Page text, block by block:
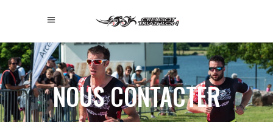
NOUS CONTACTER